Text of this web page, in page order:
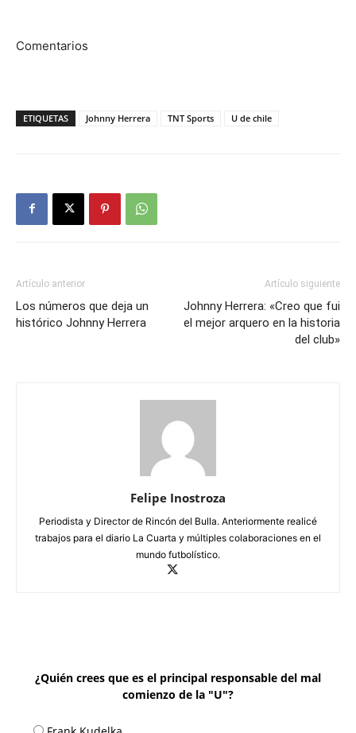
Comentarios
ETIQUETAS Johnny Herrera TNT Sports U de chile
Artículo anterior
Los números que deja un
histórico Johnny Herrera
Artículo siguiente
Johnny Herrera: «Creo que fui
el mejor arquero en la historia
del club»
Felipe Inostroza
Periodista y Director de Rincón del Bulla. Anteriormente realicé
trabajos para el diario La Cuarta y múltiples colaboraciones en el
mundo futbolístico.
¿Quién crees que es el principal responsable del mal
comienzo de la "U"?